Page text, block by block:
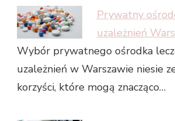
Prywatny
uzależnień
Wybór prywatnego ośrodka
uzależnień w Warszawie niesie
korzyści, które mogą znacząco…